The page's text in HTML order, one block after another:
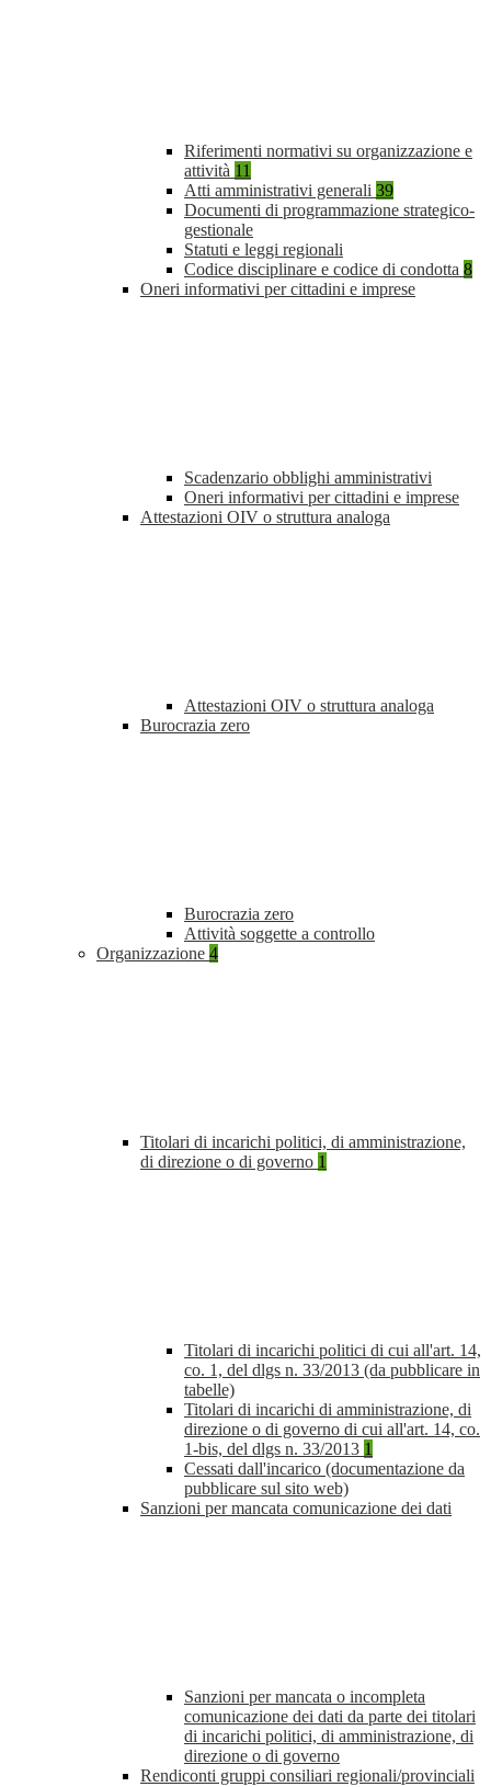
Riferimenti normativi su organizzazione e
attività 11
Atti amministrativi generali 39
Documenti di programmazione strategico-
gestionale
Statuti e leggi regionali
Codice disciplinare e codice di condotta 8
Oneri informativi per cittadini e imprese
Scadenzario obblighi amministrativi
Oneri informativi per cittadini e imprese
Attestazioni OIV o struttura analoga
Attestazioni OIV o struttura analoga
Burocrazia zero
Burocrazia zero
Attività soggette a controllo
Organizzazione 4
Titolari di incarichi politici, di amministrazione,
di direzione o di governo 1
Titolari di incarichi politici di cui all'art. 14,
co. 1, del dlgs n. 33/2013 (da pubblicare in
tabelle)
Titolari di incarichi di amministrazione, di
direzione o di governo di cui all'art. 14, co.
1-bis, del dlgs n. 33/2013 1
Cessati dall'incarico (documentazione da
pubblicare sul sito web)
Sanzioni per mancata comunicazione dei dati
Sanzioni per mancata o incompleta
comunicazione dei dati da parte dei titolari
di incarichi politici, di amministrazione, di
direzione o di governo
Rendiconti gruppi consiliari regionali/provinciali